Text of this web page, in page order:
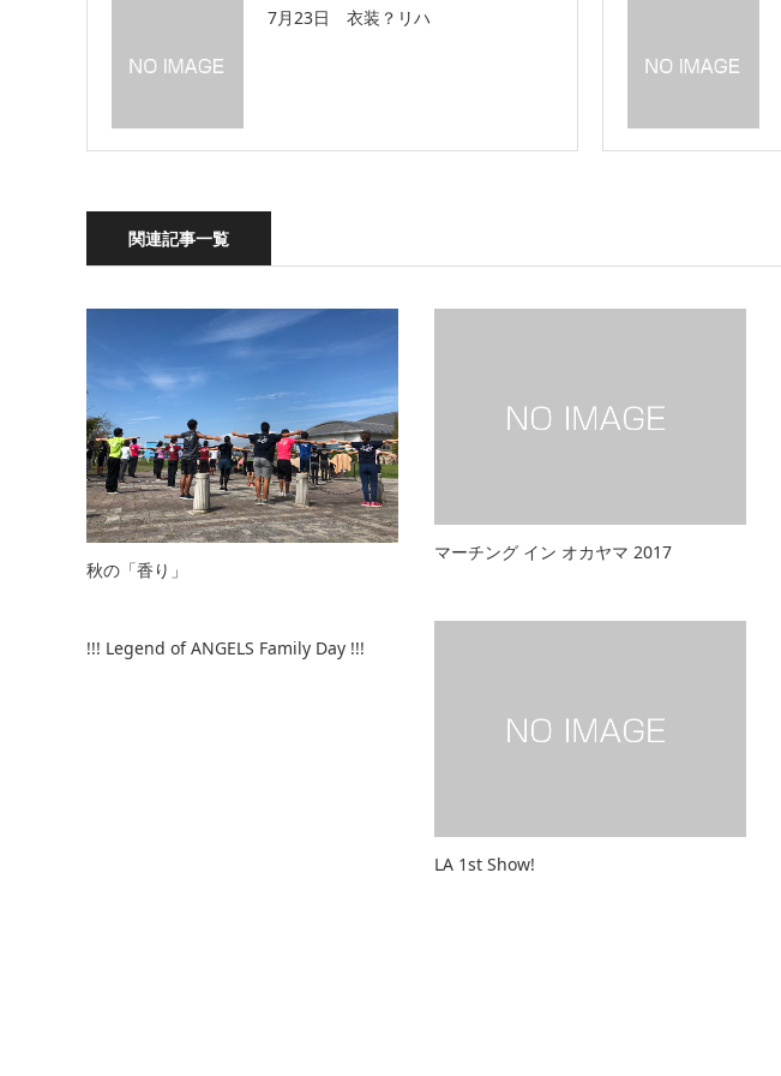
7月23日 衣装？リハ
関連記事一覧
秋の「香り」
マーチング イン オカヤマ 2017
!!! Legend of ANGELS Family Day !!!
LA 1st Show!